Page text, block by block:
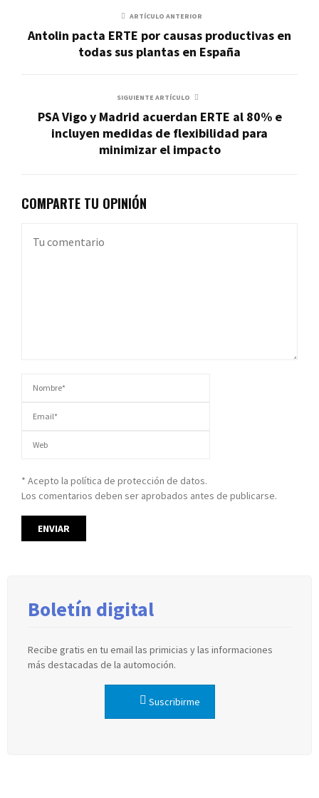
ARTÍCULO ANTERIOR
Antolin pacta ERTE por causas productivas en
todas sus plantas en España
SIGUIENTE ARTÍCULO
PSA Vigo y Madrid acuerdan ERTE al 80% e
incluyen medidas de flexibilidad para
minimizar el impacto
COMPARTE TU OPINIÓN
* Acepto la política de protección de datos.
Los comentarios deben ser aprobados antes de publicarse.
Boletín digital
Recibe gratis en tu email las primicias y las informaciones
más destacadas de la automoción.
Suscribirme